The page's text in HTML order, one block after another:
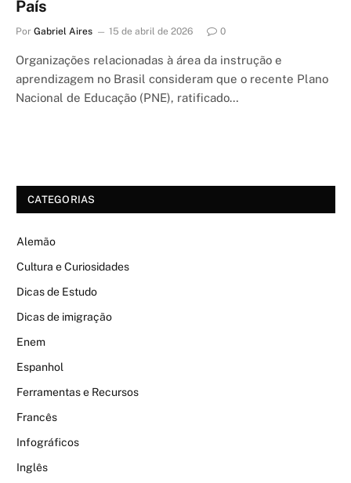
País
Por Gabriel Aires 15 de abril de 2026 0
Organizações relacionadas à área da instrução e
aprendizagem no Brasil consideram que o recente Plano
Nacional de Educação (PNE), ratificado…
CATEGORIAS
Alemão
Cultura e Curiosidades
Dicas de Estudo
Dicas de imigração
Enem
Espanhol
Ferramentas e Recursos
Francês
Infográficos
Inglês